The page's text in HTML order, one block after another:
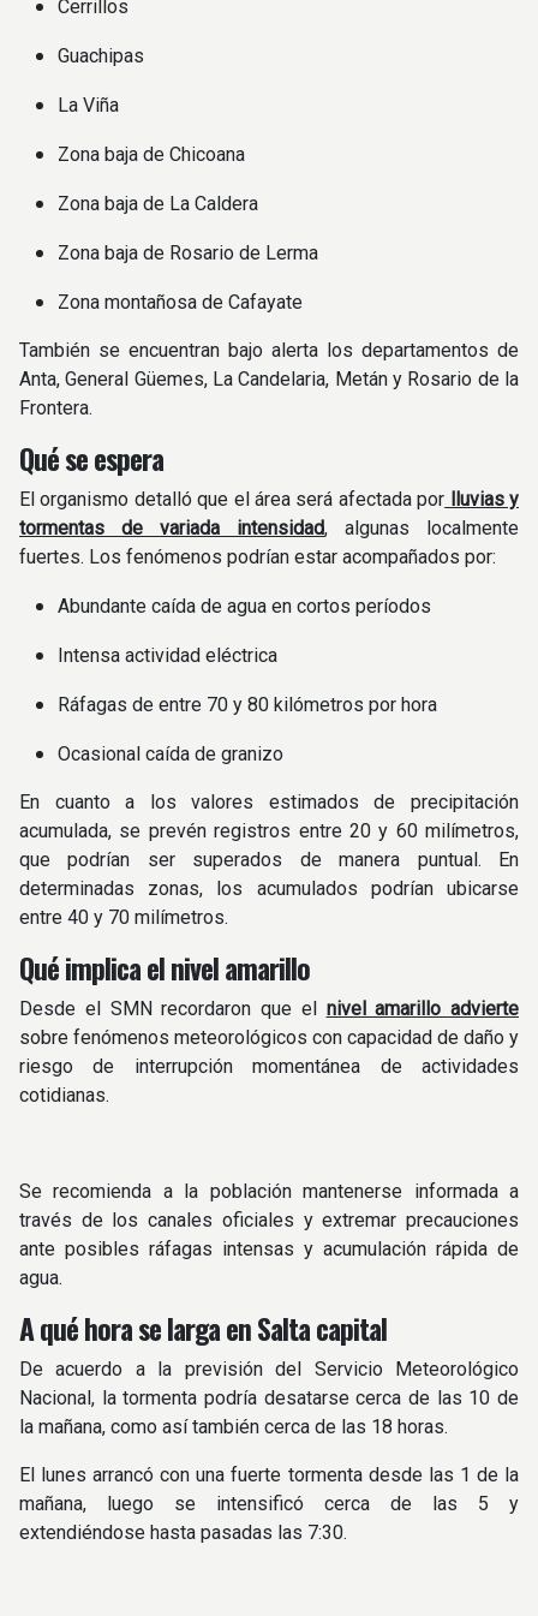
Cerrillos
Guachipas
La Viña
Zona baja de Chicoana
Zona baja de La Caldera
Zona baja de Rosario de Lerma
Zona montañosa de Cafayate
También se encuentran bajo alerta los departamentos de
Anta, General Güemes, La Candelaria, Metán y Rosario de la
Frontera.
Qué se espera
El organismo detalló que el área será afectada por lluvias y
tormentas de variada intensidad, algunas localmente
fuertes. Los fenómenos podrían estar acompañados por:
Abundante caída de agua en cortos períodos
Intensa actividad eléctrica
Ráfagas de entre 70 y 80 kilómetros por hora
Ocasional caída de granizo
En cuanto a los valores estimados de precipitación
acumulada, se prevén registros entre 20 y 60 milímetros,
que podrían ser superados de manera puntual. En
determinadas zonas, los acumulados podrían ubicarse
entre 40 y 70 milímetros.
Qué implica el nivel amarillo
Desde el SMN recordaron que el nivel amarillo advierte
sobre fenómenos meteorológicos con capacidad de daño y
riesgo de interrupción momentánea de actividades
cotidianas.
Se recomienda a la población mantenerse informada a
través de los canales oficiales y extremar precauciones
ante posibles ráfagas intensas y acumulación rápida de
agua.
A qué hora se larga en Salta capital
De acuerdo a la previsión del Servicio Meteorológico
Nacional, la tormenta podría desatarse cerca de las 10 de
la mañana, como así también cerca de las 18 horas.
El lunes arrancó con una fuerte tormenta desde las 1 de la
mañana, luego se intensificó cerca de las 5 y
extendiéndose hasta pasadas las 7:30.